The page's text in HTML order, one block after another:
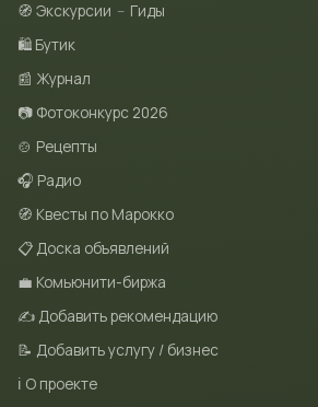
🧭 Экскурсии – Гиды
🛍 Бутик
📰 Журнал
📷 Фотоконкурс 2026
🍲 Рецепты
🎧 Радио
🧭 Квесты по Марокко
📋 Доска объявлений
💼 Комьюнити-биржа
✍️ Добавить рекомендацию
📝 Добавить услугу / бизнес
ℹ️ О проекте